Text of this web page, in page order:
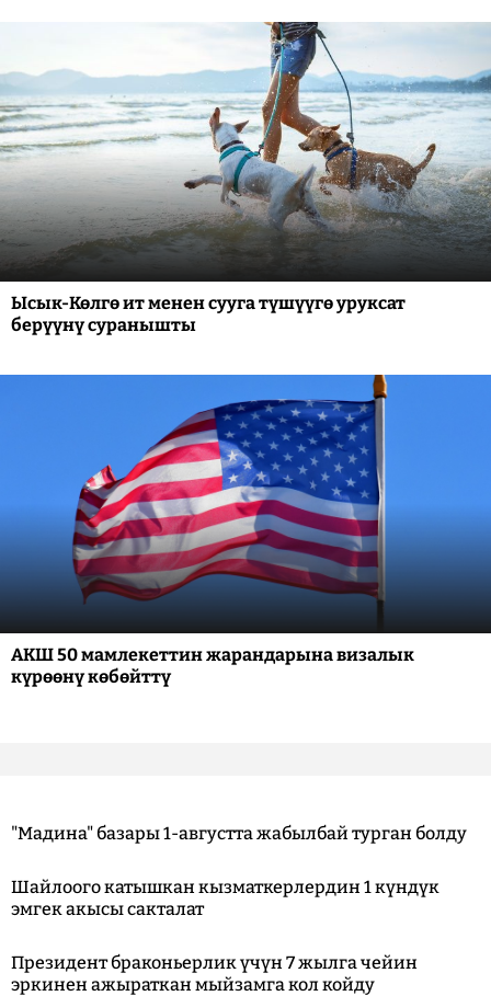
Ысык-Көлгө ит менен сууга түшүүгө уруксат
берүүнү суранышты
АКШ 50 мамлекеттин жарандарына визалык
күрөөнү көбөйттү
"Мадина" базары 1-августта жабылбай турган болду
Шайлоого катышкан кызматкерлердин 1 күндүк
эмгек акысы сакталат
Президент браконьерлик үчүн 7 жылга чейин
эркинен ажыраткан мыйзамга кол койду